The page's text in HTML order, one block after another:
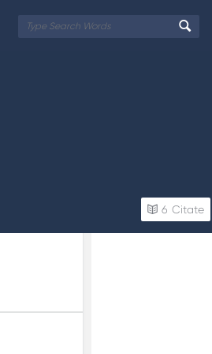
6 Citate